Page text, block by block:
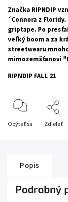
Značka RIPNDIP
´Connora z
griptape. Po
veľký boom a za
streetwearu
mimozemšťanovi
RIPNDIP FALL 21
Opýtať sa Zdieľať
Popis
Podrobný